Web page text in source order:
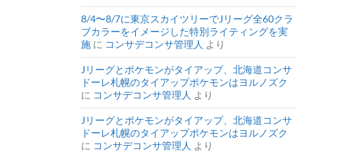
8/4〜8/7に東京スカイツリーでJリーグ全60クラ
ブカラーをイメージした特別ライティングを実
施 に コンサデコンサ管理人 より
Jリーグとポケモンがタイアップ、北海道コンサ
ドーレ札幌のタイアップポケモンはヨルノズク
に コンサデコンサ管理人 より
Jリーグとポケモンがタイアップ、北海道コンサ
ドーレ札幌のタイアップポケモンはヨルノズク
に コンサデコンサ管理人 より